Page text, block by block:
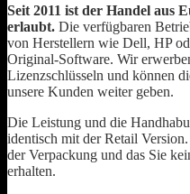
Seit 2011 ist der Handel aus
erlaubt. Die verfügbaren
von Herstellern wie Dell, HP
Original-Software. Wir
Lizenzschlüsseln und können
unsere Kunden weiter geben.
Die Leistung und die
identisch mit der Retail
der Verpackung und das Sie
erhalten.